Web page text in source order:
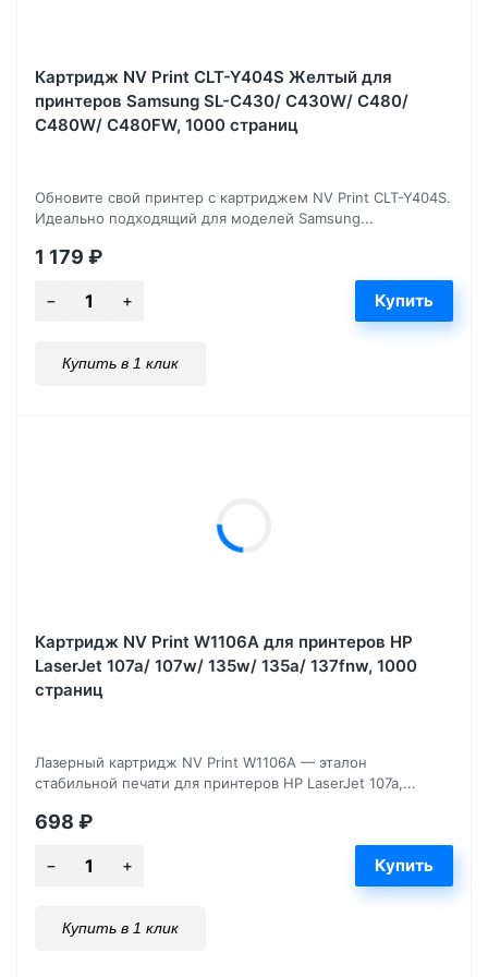
Картридж NV Print CLT-Y404S Желтый для
принтеров Samsung SL-C430/ C430W/ C480/
C480W/ C480FW, 1000 страниц
Обновите свой принтер с картриджем NV Print CLT-Y404S.
Идеально подходящий для моделей Samsung...
1 179 ₽
Купить в 1 клик
Картридж NV Print W1106A для принтеров HP
LaserJet 107a/ 107w/ 135w/ 135a/ 137fnw, 1000
страниц
Лазерный картридж NV Print W1106A — эталон
стабильной печати для принтеров HP LaserJet 107a,...
698 ₽
Купить в 1 клик